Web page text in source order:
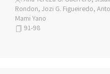
Rondon, Jozi G. Figueiredo,
Mami Yano
91-98